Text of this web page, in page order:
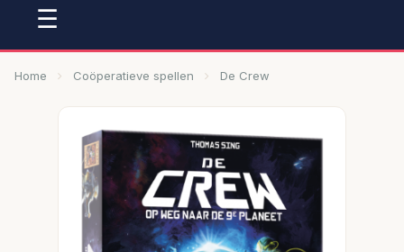
☰
Home Coöperatieve spellen De Crew